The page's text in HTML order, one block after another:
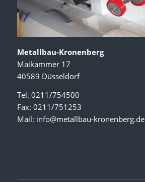
Metallbau-Kronenberg
Maikammer 17
40589 Düsseldorf
Tel. 0211/754500
Fax: 0211/751253
Mail: info@metallbau-kronenberg.de